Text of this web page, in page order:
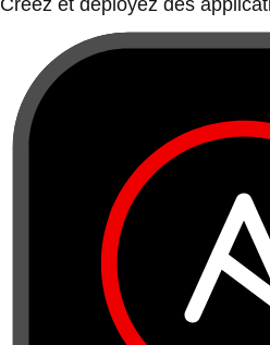
Créez et déployez des